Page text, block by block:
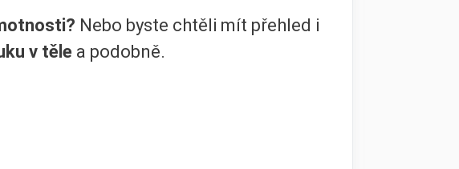
Nebo byste chtěli mít přehled i
v těle a podobně.